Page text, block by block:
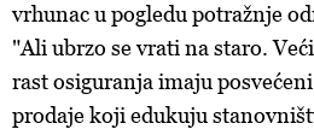
vrhunac u pogledu potražnje
"Ali ubrzo se vrati na staro. V
rast osiguranja imaju
prodaje koji edukuju